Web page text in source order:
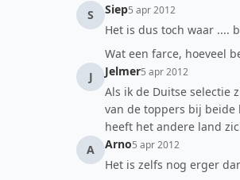
S
Siep5 apr 2012
Het is dus toch waar ....
Wat een farce, hoeveel
J
Jelmer5 apr 2012
Als ik de Duitse selectie
van de toppers bij beide
heeft het andere land
A
Arno5 apr 2012
Het is zelfs nog erger